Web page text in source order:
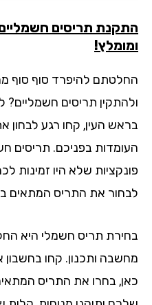
תריסים חשמליים
להיפרד סוף סוף
תריסים חשמליים?
העין, קחו רגע לבחון את
בפניכם. תריסים
שלא היו זמינות לכם עם
את התריס המתאים ביותר
תריס חשמלי היא
ותכנון. קחו בחשבון את
בחרו את התריס המתאים